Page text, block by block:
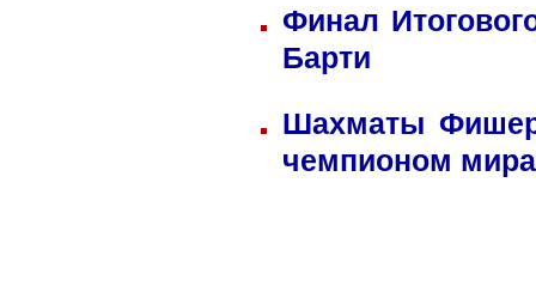
Финал
Барти
Шахматы
чемпионом мира